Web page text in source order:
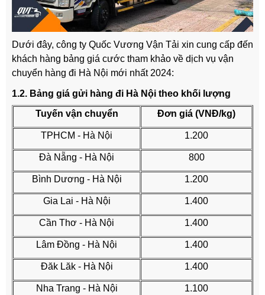
Dưới đây, công ty Quốc Vương Vận Tải xin cung cấp đến
khách hàng bảng giá cước tham khảo về dịch vụ vận
chuyển hàng đi Hà Nội mới nhất 2024:
1.2. Bảng giá gửi hàng đi Hà Nội theo khối lượng
Tuyến vận chuyển
Đơn giá (VNĐ/kg)
TPHCM - Hà Nội 1.200
Đà Nẵng - Hà Nội 800
Bình Dương - Hà Nội 1.200
Gia Lai - Hà Nội 1.400
Cần Thơ - Hà Nội 1.400
Lâm Đồng - Hà Nội 1.400
Đăk Lăk - Hà Nội 1.400
Nha Trang - Hà Nội 1.100